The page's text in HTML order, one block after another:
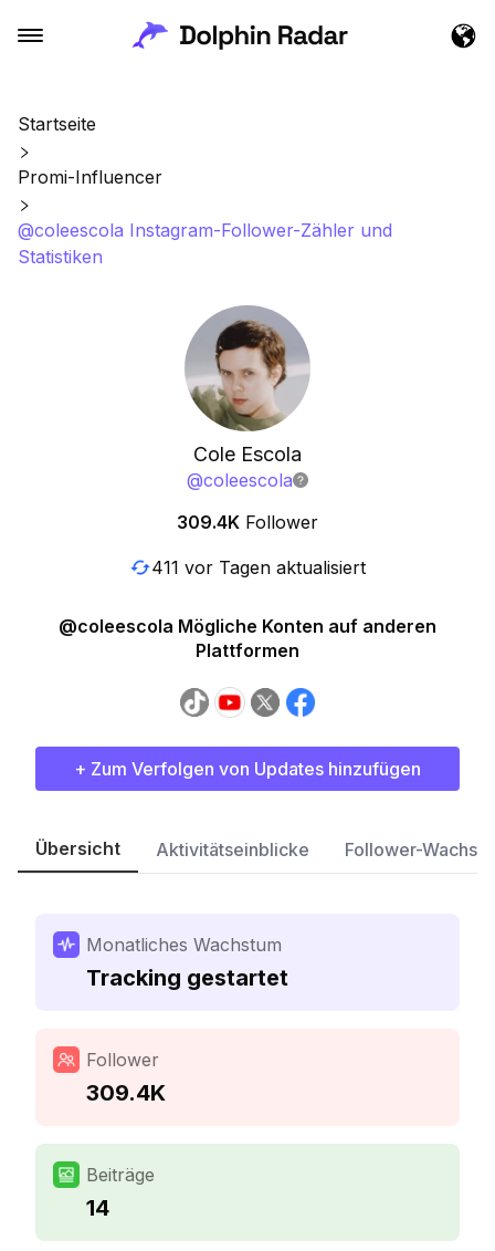
Startseite
Promi-Influencer
@coleescola Instagram-Follower-Zähler und
Statistiken
Cole Escola
@coleescola
309.4K Follower
411 vor Tagen aktualisiert
@coleescola Mögliche Konten auf anderen
Plattformen
+ Zum Verfolgen von Updates hinzufügen
Übersicht Aktivitätseinblicke Follower-
Monatliches Wachstum
Tracking gestartet
Follower
309.4K
Beiträge
14